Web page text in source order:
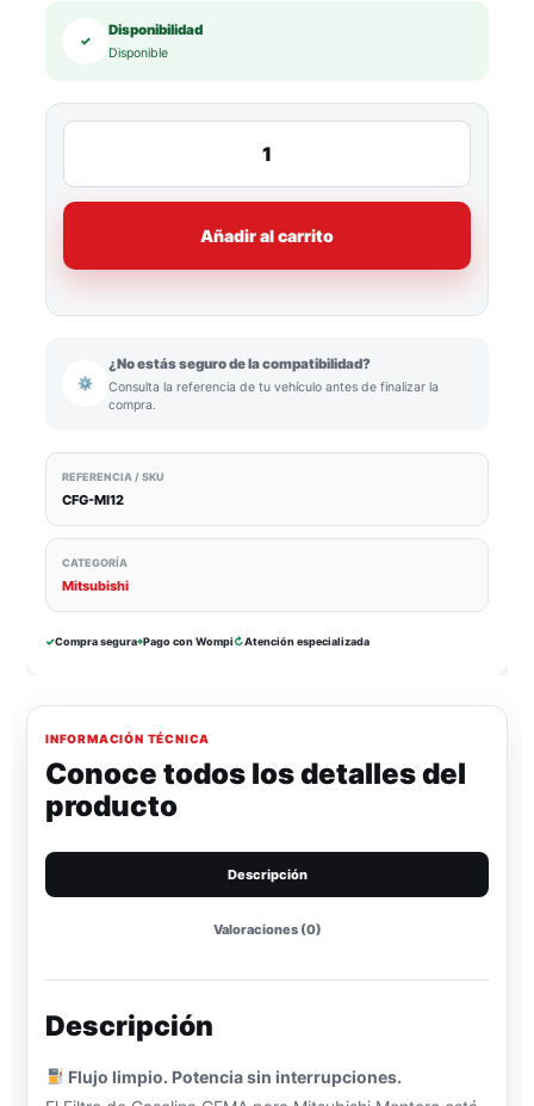
✓
Disponibilidad
Disponible
Añadir al carrito
⚙
¿No estás seguro de la compatibilidad?
Consulta la referencia de tu vehículo antes de finalizar la
compra.
REFERENCIA / SKU
CFG-MI12
CATEGORÍA
Mitsubishi
✓Compra segura⌖Pago con Wompi↻Atención especializada
INFORMACIÓN TÉCNICA
Conoce todos los detalles del
producto
Descripción
Valoraciones (0)
Descripción
Flujo limpio. Potencia sin interrupciones.